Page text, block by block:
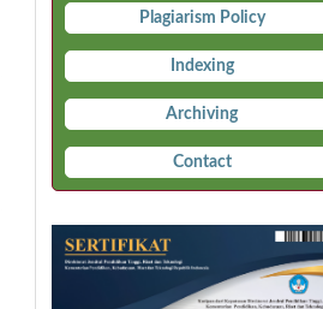
Plagiarism Policy
Indexing
Archiving
Contact